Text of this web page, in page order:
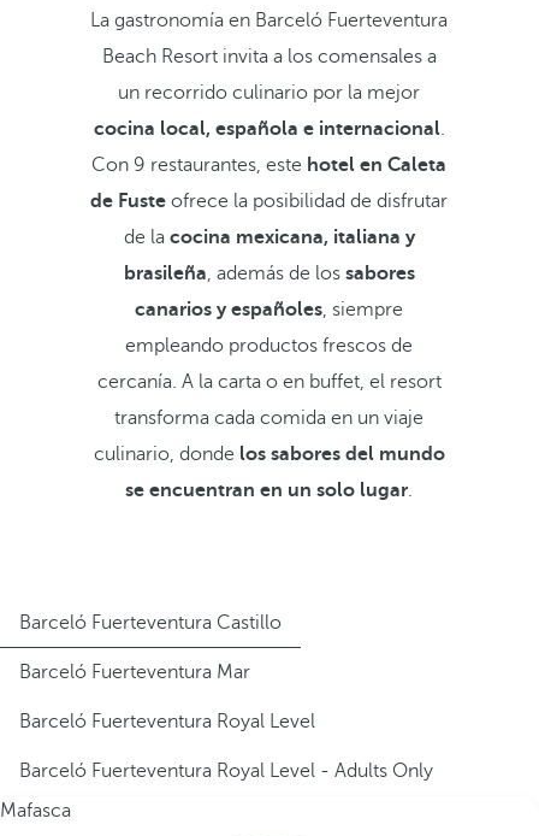
La gastronomía en Barceló Fuerteventura
Beach Resort invita a los comensales a
un recorrido culinario por la mejor
cocina local, española e internacional.
Con 9 restaurantes, este hotel en Caleta
de Fuste ofrece la posibilidad de disfrutar
de la cocina mexicana, italiana y
brasileña, además de los sabores
canarios y españoles, siempre
empleando productos frescos de
cercanía. A la carta o en buffet, el resort
transforma cada comida en un viaje
culinario, donde los sabores del mundo
se encuentran en un solo lugar.
Barceló Fuerteventura Castillo
Barceló Fuerteventura Mar
Barceló Fuerteventura Royal Level
Barceló Fuerteventura Royal Level - Adults Only
Mafasca